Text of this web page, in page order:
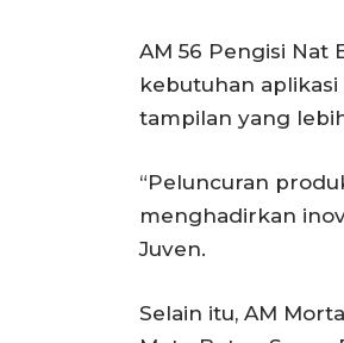
AM 56 Pengisi
kebutuhan
tampilan yang
“Peluncuran
menghadirkan
Juven.
Selain itu, AM